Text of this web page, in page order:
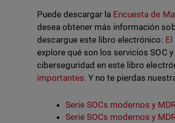
Puede descargar la Encuesta de
desea obtener más información
descargue este libro electrónico:
explore qué son los servicios SOC
ciberseguridad en este libro
importantes. Y no te pierdas
Serie SOCs modernos y
Serie SOCs modernos y